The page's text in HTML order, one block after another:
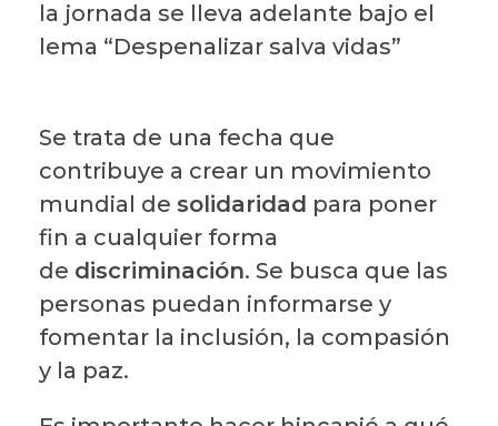
la jornada se lleva adelante bajo el
lema “Despenalizar salva vidas”
Se trata de una fecha que
contribuye a crear un movimiento
mundial de solidaridad para poner
fin a cualquier forma
de discriminación. Se busca que las
personas puedan informarse y
fomentar la inclusión, la compasión
y la paz.